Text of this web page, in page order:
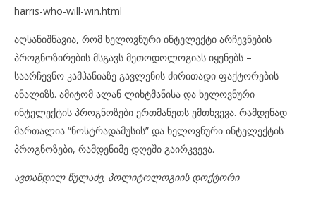
harris-who-will-win.html
აღსანიშნავია, რომ ხელოვნური ინტელექტი არჩევნების
პროგნოზირების მსგავს მეთოდოლოგიას იყენებს –
საარჩევნო კამპანიაზე გავლენის ძირითადი ფაქტორების
ანალიზს. ამიტომ ალან ლიხტმანისა და ხელოვნური
ინტელექტის პროგნოზები ერთმანეთს ემთხვევა. რამდენად
მართალია “ნოსტრადამუსის” და ხელოვნური ინტელექტის
პროგნოზები, რამდენიმე დღეში გაირკვევა.
ავთანდილ წულაძე, პოლიტოლოგიის დოქტორი